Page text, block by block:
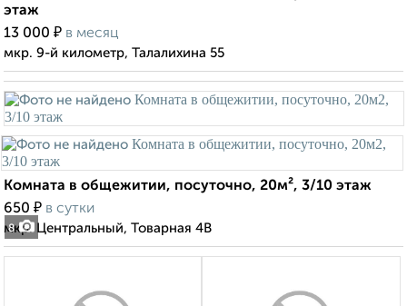
этаж
13 000 ₽ в месяц
мкр. 9-й километр, Талалихина 55
8
Комната в общежитии, посуточно, 20м², 3/10 этаж
650 ₽ в сутки
мкр. Центральный, Товарная 4В